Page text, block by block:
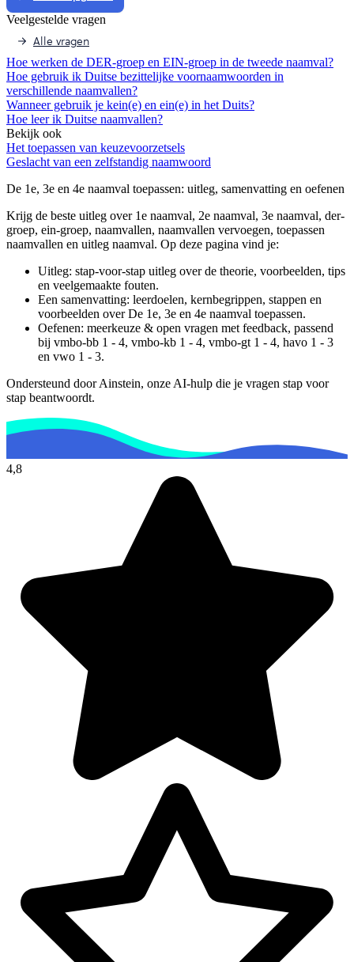
Veelgestelde vragen
Alle vragen
Hoe werken de DER-groep en EIN-groep in de tweede naamval?
Hoe gebruik ik Duitse bezittelijke voornaamwoorden in
verschillende naamvallen?
Wanneer gebruik je kein(e) en ein(e) in het Duits?
Hoe leer ik Duitse naamvallen?
Bekijk ook
Het toepassen van keuzevoorzetsels
Geslacht van een zelfstandig naamwoord
De 1e, 3e en 4e naamval toepassen: uitleg, samenvatting en oefenen
Krijg de beste uitleg over 1e naamval, 2e naamval, 3e naamval, der-
groep, ein-groep, naamvallen, naamvallen vervoegen, toepassen
naamvallen en uitleg naamval. Op deze pagina vind je:
Uitleg: stap-voor-stap uitleg over de theorie, voorbeelden, tips
en veelgemaakte fouten.
Een samenvatting: leerdoelen, kernbegrippen, stappen en
voorbeelden overDe 1e, 3e en 4e naamval toepassen.
Oefenen: meerkeuze & open vragen met feedback, passend
bij vmbo-bb 1 - 4, vmbo-kb 1 - 4, vmbo-gt 1 - 4, havo 1 - 3
en vwo 1 - 3.
Ondersteund door Ainstein, onze AI-hulp die je vragen stap voor
stap beantwoordt.
4,8